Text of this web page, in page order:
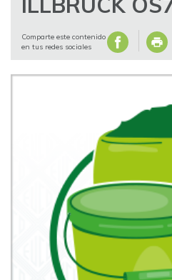
Comparte este contenido
en tus redes sociales